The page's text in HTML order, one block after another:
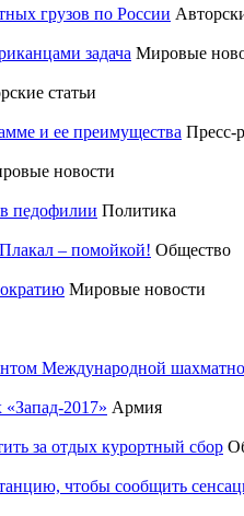
грузов по России
задача Мировые
статьи
и ее преимущества Пресс-
новости
педофилии Политика
– помойкой! Общество
Мировые новости
Международной
2017» Армия
за отдых курортный сбор
чтобы сообщить